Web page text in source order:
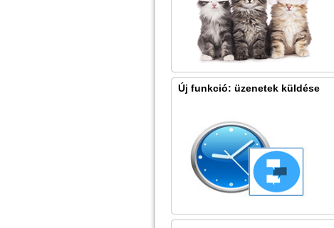
Új funkció: üzenetek küldése